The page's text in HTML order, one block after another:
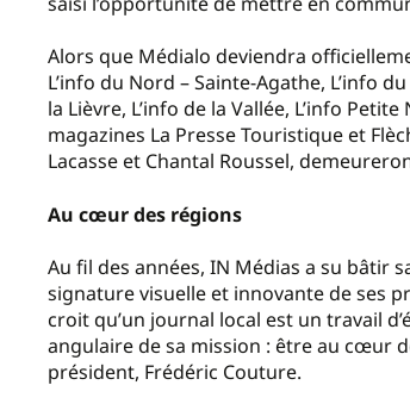
Alors que Médialo deviendra
L’info du Nord – Sainte-Agathe, L’info
la Lièvre, L’info de la Vallée, L’info
magazines La Presse Touristique et
Lacasse et Chantal Roussel,
Au cœur des régions
Au fil des années, IN Médias a su bâtir
signature visuelle et innovante de ses
croit qu’un journal local est un travail
angulaire de sa mission : être au cœur
président, Frédéric Couture.